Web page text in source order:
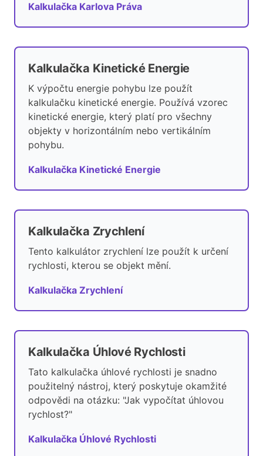
Kalkulačka Karlova Práva
Kalkulačka Kinetické Energie
K výpočtu energie pohybu lze použít
kalkulačku kinetické energie. Používá vzorec
kinetické energie, který platí pro všechny
objekty v horizontálním nebo vertikálním
pohybu.
Kalkulačka Kinetické Energie
Kalkulačka Zrychlení
Tento kalkulátor zrychlení lze použít k určení
rychlosti, kterou se objekt mění.
Kalkulačka Zrychlení
Kalkulačka Úhlové Rychlosti
Tato kalkulačka úhlové rychlosti je snadno
použitelný nástroj, který poskytuje okamžité
odpovědi na otázku: "Jak vypočítat úhlovou
rychlost?"
Kalkulačka Úhlové Rychlosti